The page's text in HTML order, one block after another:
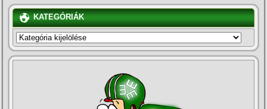
KATEGÓRIÁK
KATEGÓRIÁK